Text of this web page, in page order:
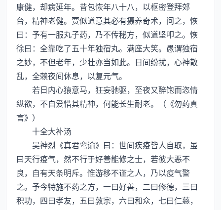
康健，却病延年。昔包恢年八十八，以枢密登拜郊
台，精神老健。贾似道意其必有摄养奇术，问之，恢
曰：予有一服丸子药，乃不传秘方，似道坚叩之。恢
徐曰：全靠吃了五十年独宿丸。满座大笑。愚谓独宿
之妙，不但老年，少壮亦当如此。日间纷扰，心神散
乱，全赖夜间休息，以复元气。
若日内心猿意马，狂妄驰驱，至夜又醉饱而恣情
纵欲，不自爱惜其精神，何能长生耐老。（《勿药真
言》）
十全大补汤
吴神烈《真君鸾谕》曰：世间疾疫皆人自取，虽
曰天行疫气，然不行于好善能修之士，若彼大恶不
良，自有天条明斥。惟游移不谨之人，乃以疫气警
之。予今特施不药之方，一曰好善，二曰修德，三曰
积功，四曰孝友，五曰敦宗，六曰和众，七曰仁慈，